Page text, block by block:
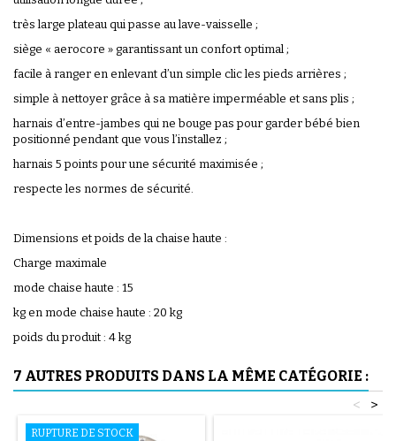
très large plateau qui passe au lave-vaisselle ;
siège « aerocore » garantissant un confort optimal ;
facile à ranger en enlevant d’un simple clic les pieds arrières ;
simple à nettoyer grâce à sa matière imperméable et sans plis ;
harnais d’entre-jambes qui ne bouge pas pour garder bébé bien
positionné pendant que vous l’installez ;
harnais 5 points pour une sécurité maximisée ;
respecte les normes de sécurité.
Dimensions et poids de la chaise haute :
Charge maximale
mode chaise haute : 15
kg en mode chaise haute : 20 kg
poids du produit : 4 kg
7 AUTRES PRODUITS DANS LA MÊME CATÉGORIE :
>
<
RUPTURE DE STOCK